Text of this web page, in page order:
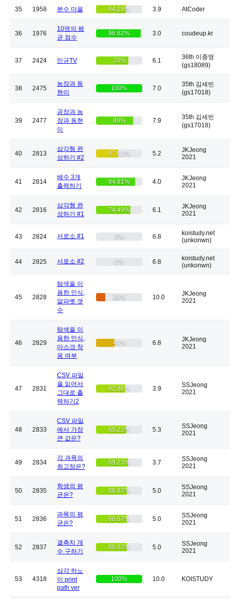
35 1958 분수 마을 64.29% 3.9 AtCoder
36 1976
10명의 평
균 점수
96.62% 3.0 coudeup.kr
37 2424 민규TV 70% 6.1
36th 이종영
(gs18089)
38 2475
농장과 동
현이
100% 7.0
35th 김세빈
(gs17018)
39 2477
공장과 농
장과 동현
이
80% 7.9
35th 김세빈
(gs17018)
40 2813
삼각형 완
성하기 #2
47.41% 5.2
JKJeong
2021
41 2814
배수 3개
출력하기
84.81% 4.0
JKJeong
2021
42 2816
삼각형 완
성하기 #1
74.49% 6.1
JKJeong
2021
43 2824 서로소 #1 0% 6.8
koistudy.net
(unkonwn)
44 2825 서로소 #2 0% 6.8
koistudy.net
(unkonwn)
45 2828
탐색을 이
용한 인식,
알파벳 갯
수
20% 10.0
JKJeong
2021
46 2829
탐색을 이
용한 인식,
마스크 착
용 여부
40% 6.8
JKJeong
2021
47 2831
CSV 파일
을 읽어서
그대로 출
력하기2
62.86% 3.9
SSJeong
2021
48 2833
CSV 파일
에서 가장
큰 값은?
65.22% 5.3
SSJeong
2021
49 2834
각 과목의
최고점은?
69.23% 3.7
SSJeong
2021
50 2835
학생의 평
균은?
66.67% 5.0
SSJeong
2021
51 2836
과목의 평
균은?
66.67% 5.0
SSJeong
2021
52 2837
결측치 개
수 구하기
66.67% 5.0
SSJeong
2021
53 4318
삼각 하노
이 print
path ver
100% 10.0 KOISTUDY